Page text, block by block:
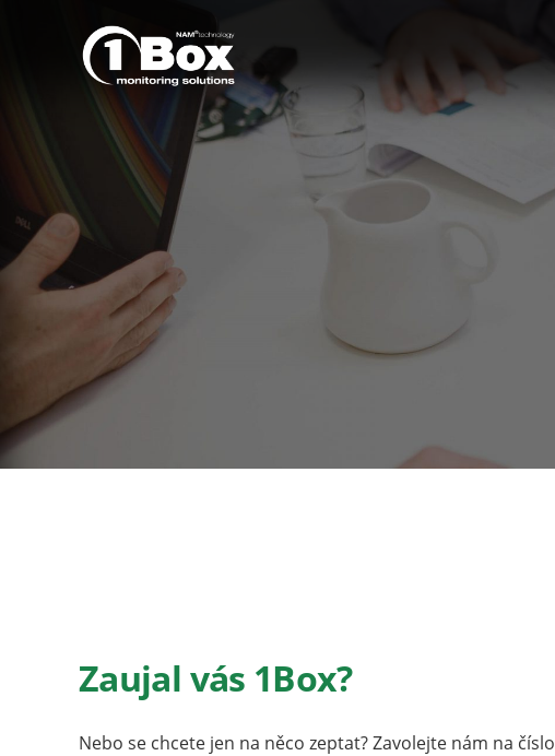
Zaujal vás 1Box?
Nebo se chcete jen na něco zeptat? Zavolejte nám na číslo